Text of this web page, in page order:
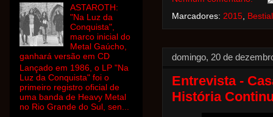
Marcadores: 2015 Bestial
domingo, 20 de
Entrevista -
História
ASTAROTH:
"Na Luz da
Conquista",
marco inicial do
Metal Gaúcho,
ganhará versão em CD
Lançado em 1986, o LP "Na
Luz da Conquista" foi o
primeiro registro oficial de
uma banda de Heavy Metal
no Rio Grande do Sul, sen...